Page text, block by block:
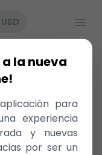
USD Abrir
a la nueva
para
experiencia
y nuevas
por ser un